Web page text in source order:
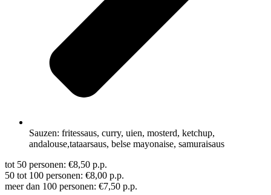
Sauzen: fritessaus, curry, uien, mosterd, ketchup,
andalouse,tataarsaus, belse mayonaise, samuraisaus
tot 50 personen: €8,50 p.p.
50 tot 100 personen: €8,00 p.p.
meer dan 100 personen: €7,50 p.p.